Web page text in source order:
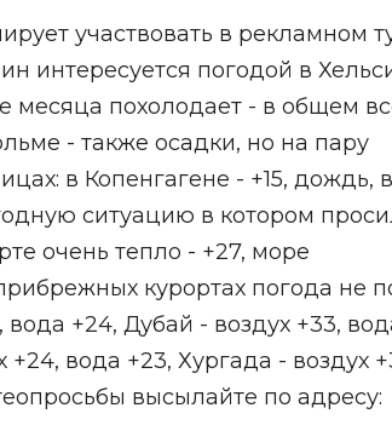
участвовать в рекламном
интересуется погодой в
месяца похолодает - в общем
- также осадки, но на пару
в Копенгагене - +15, дождь,
ситуацию в котором
очень тепло - +27, море
курортах погода не
+24, Дубай - воздух +33,
вода +23, Хургада - воздух
высылайте по адресу: